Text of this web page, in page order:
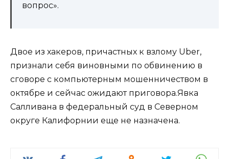
вопрос».
Двое из хакеров, причастных к взлому Uber,
признали себя виновными по обвинению в
сговоре с компьютерным мошенничеством в
октябре и сейчас ожидают приговора.Явка
Салливана в федеральный суд в Северном
округе Калифорнии еще не назначена.